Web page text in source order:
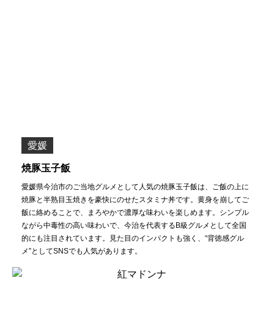
愛媛
焼豚玉子飯
愛媛県今治市のご当地グルメとして人気の焼豚玉子飯は、ご飯の上に
焼豚と半熟目玉焼きを豪快にのせたスタミナ丼です。黄身を崩してご
飯に絡めることで、まろやかで濃厚な味わいを楽しめます。シンプル
ながら中毒性の高い味わいで、今治を代表するB級グルメとして全国
的にも注目されています。見た目のインパクトも強く、“背徳感グル
メ”としてSNSでも人気があります。